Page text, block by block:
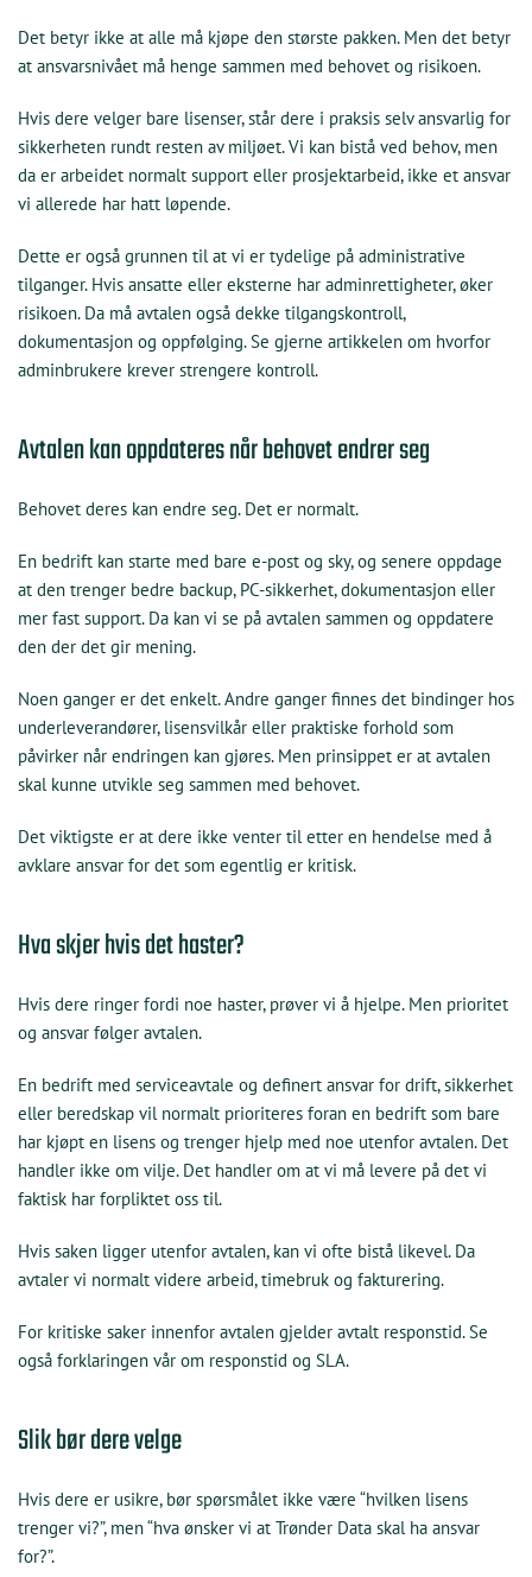
Det betyr ikke at alle må kjøpe den største pakken. Men det betyr
at ansvarsnivået må henge sammen med behovet og risikoen.
Hvis dere velger bare lisenser, står dere i praksis selv ansvarlig for
sikkerheten rundt resten av miljøet. Vi kan bistå ved behov, men
da er arbeidet normalt support eller prosjektarbeid, ikke et ansvar
vi allerede har hatt løpende.
Dette er også grunnen til at vi er tydelige på administrative
tilganger. Hvis ansatte eller eksterne har adminrettigheter, øker
risikoen. Da må avtalen også dekke tilgangskontroll,
dokumentasjon og oppfølging. Se gjerne artikkelen om hvorfor
adminbrukere krever strengere kontroll.
Avtalen kan oppdateres når behovet endrer seg
Behovet deres kan endre seg. Det er normalt.
En bedrift kan starte med bare e-post og sky, og senere oppdage
at den trenger bedre backup, PC-sikkerhet, dokumentasjon eller
mer fast support. Da kan vi se på avtalen sammen og oppdatere
den der det gir mening.
Noen ganger er det enkelt. Andre ganger finnes det bindinger hos
underleverandører, lisensvilkår eller praktiske forhold som
påvirker når endringen kan gjøres. Men prinsippet er at avtalen
skal kunne utvikle seg sammen med behovet.
Det viktigste er at dere ikke venter til etter en hendelse med å
avklare ansvar for det som egentlig er kritisk.
Hva skjer hvis det haster?
Hvis dere ringer fordi noe haster, prøver vi å hjelpe. Men prioritet
og ansvar følger avtalen.
En bedrift med serviceavtale og definert ansvar for drift, sikkerhet
eller beredskap vil normalt prioriteres foran en bedrift som bare
har kjøpt en lisens og trenger hjelp med noe utenfor avtalen. Det
handler ikke om vilje. Det handler om at vi må levere på det vi
faktisk har forpliktet oss til.
Hvis saken ligger utenfor avtalen, kan vi ofte bistå likevel. Da
avtaler vi normalt videre arbeid, timebruk og fakturering.
For kritiske saker innenfor avtalen gjelder avtalt responstid. Se
også forklaringen vår om responstid og SLA.
Slik bør dere velge
Hvis dere er usikre, bør spørsmålet ikke være “hvilken lisens
trenger vi?”, men “hva ønsker vi at Trønder Data skal ha ansvar
for?”.